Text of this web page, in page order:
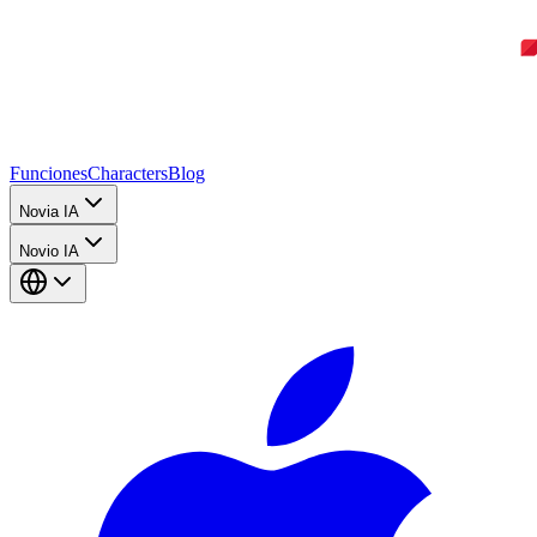
FuncionesCharactersBlog
Novia IA
Novio IA